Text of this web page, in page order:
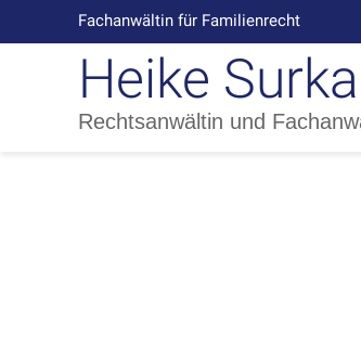
Fachanwältin für Familienrecht
Heike
Rechtsanwältin und